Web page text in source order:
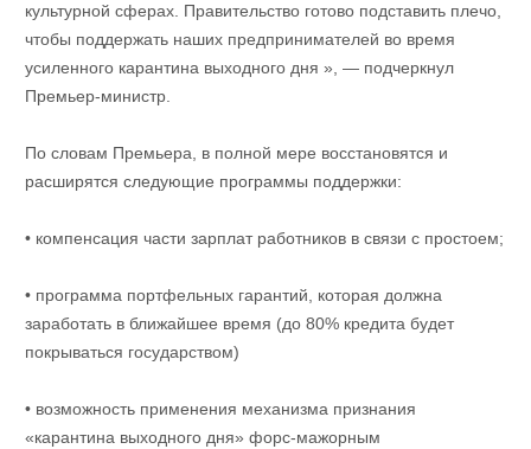
культурной сферах. Правительство готово подставить плечо,
чтобы поддержать наших предпринимателей во время
усиленного карантина выходного дня », — подчеркнул
Премьер-министр.
По словам Премьера, в полной мере восстановятся и
расширятся следующие программы поддержки:
• компенсация части зарплат работников в связи с простоем;
• программа портфельных гарантий, которая должна
заработать в ближайшее время (до 80% кредита будет
покрываться государством)
• возможность применения механизма признания
«карантина выходного дня» форс-мажорным